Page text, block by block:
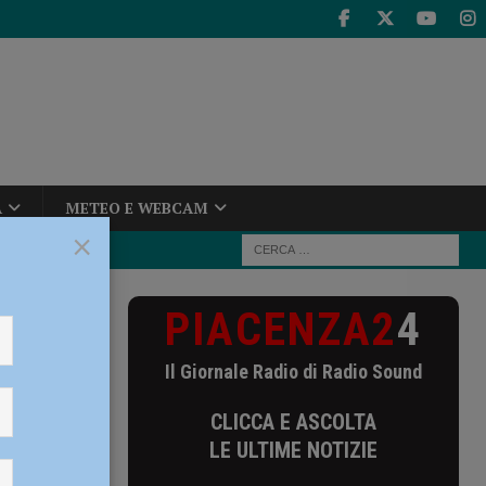
METEO E WEBCAM
disagi
PIACENZA24
Il Giornale Radio di Radio Sound
CLICCA E ASCOLTA
LE ULTIME NOTIZIE
×